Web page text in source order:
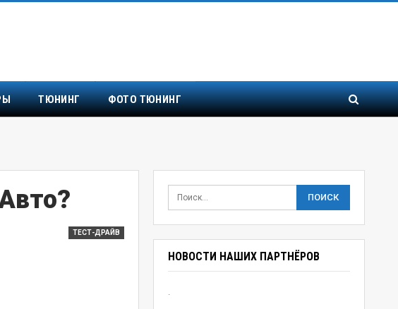
ТЮНИНГ ФОТО ТЮНИНГ
ТЕСТ-ДРАЙВ
НОВОСТИ НАШИХ ПАРТНЁРОВ
.